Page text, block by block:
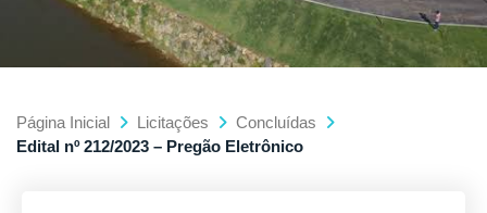
Página Inicial Licitações
Concluídas
Edital nº 212/2023 – Pregão Eletrônico